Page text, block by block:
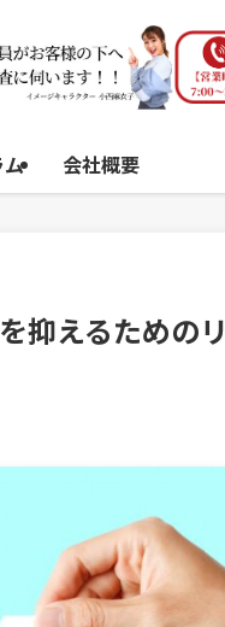
ム 会社概要
抑えるためのリ